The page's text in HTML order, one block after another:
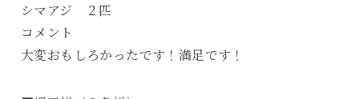
シマアジ ２匹
コメント
大変おもしろかったです！満足です！